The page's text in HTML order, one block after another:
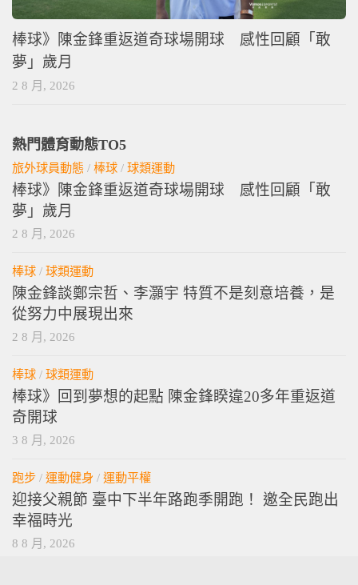
棒球》陳金鋒重返道奇球場開球 感性回顧「敢
夢」歲月
2 8 月, 2026
熱門體育動態TO5
旅外球員動態 / 棒球 / 球類運動
棒球》陳金鋒重返道奇球場開球 感性回顧「敢
夢」歲月
2 8 月, 2026
棒球 / 球類運動
陳金鋒談鄭宗哲、李灝宇 特質不是刻意培養，是
從努力中展現出來
2 8 月, 2026
棒球 / 球類運動
棒球》回到夢想的起點 陳金鋒睽違20多年重返道
奇開球
3 8 月, 2026
跑步 / 運動健身 / 運動平權
迎接父親節 臺中下半年路跑季開跑！ 邀全民跑出
幸福時光
8 8 月, 2026